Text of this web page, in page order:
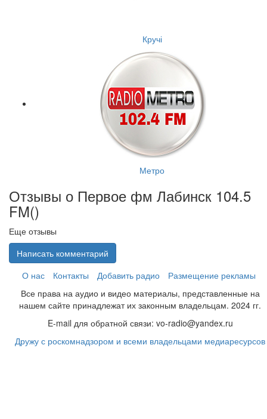
Кручі
Метро
Отзывы о Первое фм Лабинск 104.5
FM()
Еще отзывы
Написать комментарий
О нас
Контакты Добавить радио
Размещение рекламы
Все права на аудио и видео материалы, представленные на
нашем сайте принадлежат их законным владельцам. 2024 гг.
E-mail для обратной связи: vo-radio@yandex.ru
Дружу с роскомнадзором и всеми владельцами медиаресурсов